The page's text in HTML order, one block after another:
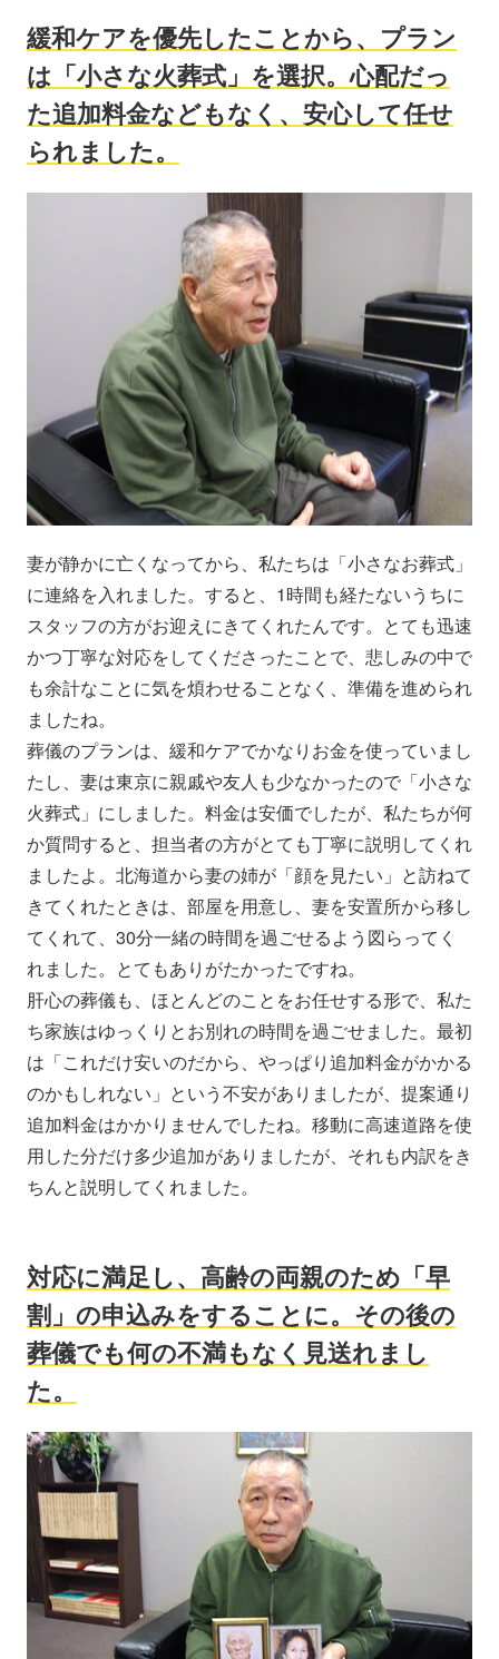
緩和ケアを優先したことから、プラン
は「小さな火葬式」を選択。心配だっ
た追加料金などもなく、安心して任せ
られました。
妻が静かに亡くなってから、私たちは「小さなお葬式」
に連絡を入れました。すると、1時間も経たないうちに
スタッフの方がお迎えにきてくれたんです。とても迅速
かつ丁寧な対応をしてくださったことで、悲しみの中で
も余計なことに気を煩わせることなく、準備を進められ
ましたね。
葬儀のプランは、緩和ケアでかなりお金を使っていまし
たし、妻は東京に親戚や友人も少なかったので「小さな
火葬式」にしました。料金は安価でしたが、私たちが何
か質問すると、担当者の方がとても丁寧に説明してくれ
ましたよ。北海道から妻の姉が「顔を見たい」と訪ねて
きてくれたときは、部屋を用意し、妻を安置所から移し
てくれて、30分一緒の時間を過ごせるよう図らってく
れました。とてもありがたかったですね。
肝心の葬儀も、ほとんどのことをお任せする形で、私た
ち家族はゆっくりとお別れの時間を過ごせました。最初
は「これだけ安いのだから、やっぱり追加料金がかかる
のかもしれない」という不安がありましたが、提案通り
追加料金はかかりませんでしたね。移動に高速道路を使
用した分だけ多少追加がありましたが、それも内訳をき
ちんと説明してくれました。
対応に満足し、高齢の両親のため「早
割」の申込みをすることに。その後の
葬儀でも何の不満もなく見送れまし
た。